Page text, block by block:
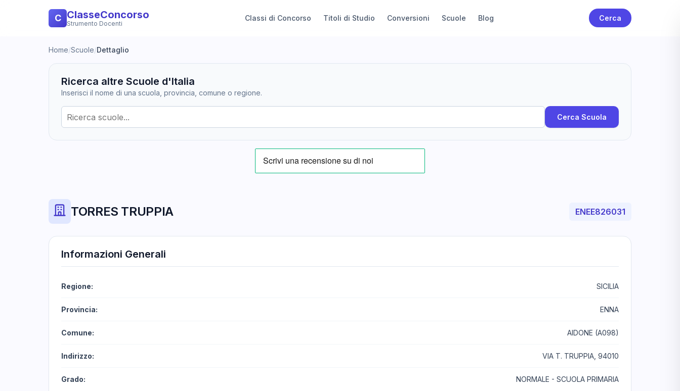
C ClasseConcorso
Strumento Docenti
Classi di Concorso Titoli di Studio Conversioni Scuole Blog Cerca
Home/Scuole/Dettaglio
Ricerca altre Scuole d'Italia
Inserisci il nome di una scuola, provincia, comune o regione.
Cerca Scuola
TORRES TRUPPIA ENEE826031
Informazioni Generali
Regione: SICILIA
Provincia: ENNA
Comune: AIDONE (A098)
Indirizzo: VIA T. TRUPPIA, 94010
Grado: NORMALE - SCUOLA PRIMARIA